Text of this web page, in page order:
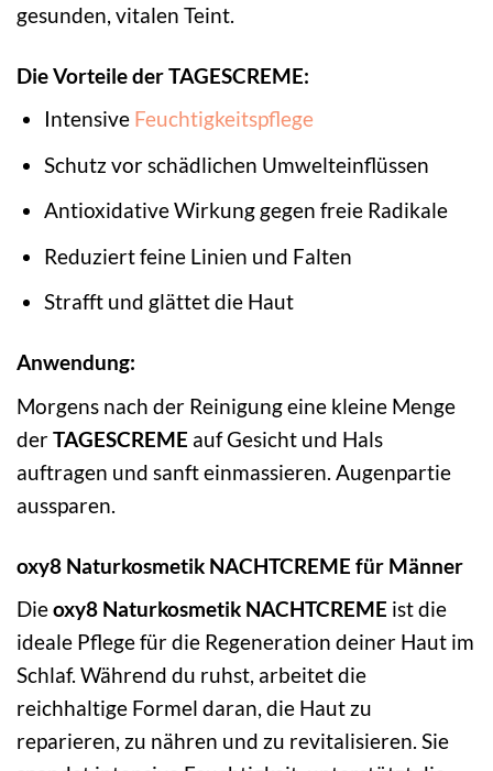
gesunden, vitalen Teint.
Die Vorteile der TAGESCREME:
Intensive Feuchtigkeitspflege
Schutz vor schädlichen Umwelteinflüssen
Antioxidative Wirkung gegen freie Radikale
Reduziert feine Linien und Falten
Strafft und glättet die Haut
Anwendung:
Morgens nach der Reinigung eine kleine Menge
derTAGESCREME auf Gesicht und Hals
auftragen und sanft einmassieren. Augenpartie
aussparen.
oxy8 Naturkosmetik NACHTCREME für Männer
Dieoxy8 Naturkosmetik NACHTCREME ist die
ideale Pflege für die Regeneration deiner Haut im
Schlaf. Während du ruhst, arbeitet die
reichhaltige Formel daran, die Haut zu
reparieren, zu nähren und zu revitalisieren. Sie